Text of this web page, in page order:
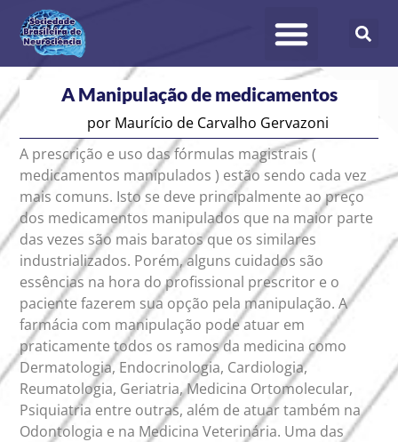
A Manipulação de medicamentos
por Maurício de Carvalho Gervazoni
A prescrição e uso das fórmulas magistrais (
medicamentos manipulados ) estão sendo cada vez
mais comuns. Isto se deve principalmente ao preço
dos medicamentos manipulados que na maior parte
das vezes são mais baratos que os similares
industrializados. Porém, alguns cuidados são
essências na hora do profissional prescritor e o
paciente fazerem sua opção pela manipulação. A
farmácia com manipulação pode atuar em
praticamente todos os ramos da medicina como
Dermatologia, Endocrinologia, Cardiologia,
Reumatologia, Geriatria, Medicina Ortomolecular,
Psiquiatria entre outras, além de atuar também na
Odontologia e na Medicina Veterinária. Uma das